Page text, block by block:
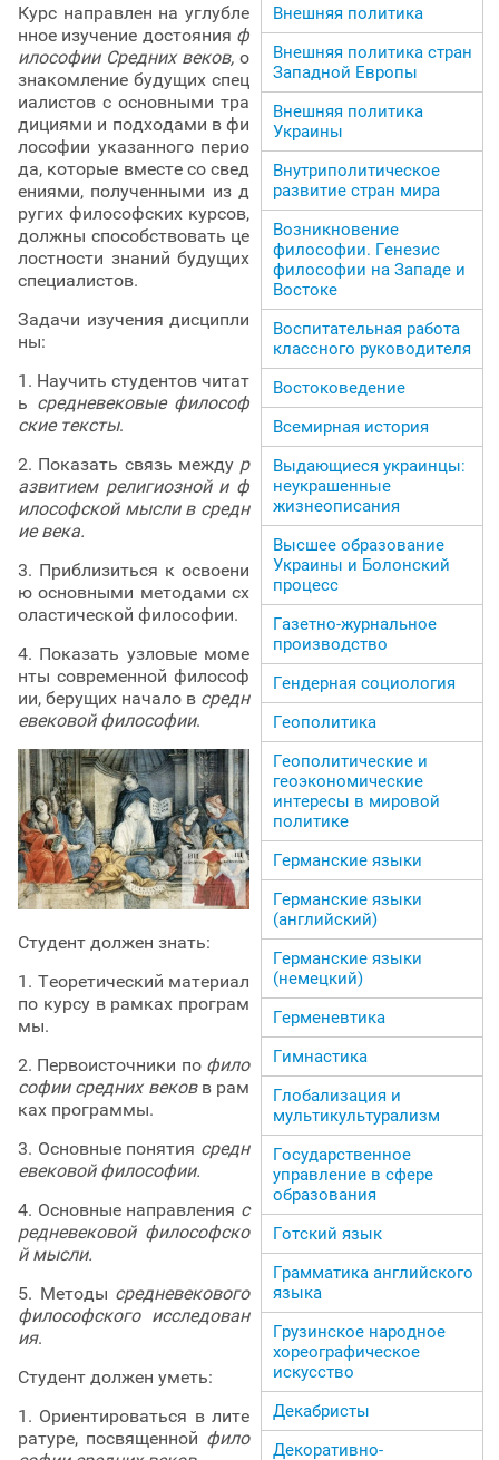
Курс направлен на углубле
нное изучение достояния ф
илософии Средних веков, о
знакомление будущих спец
иалистов с основными тра
дициями и подходами в фи
лософии указанного перио
да, которые вместе со свед
ениями, полученными из д
ругих философских курсов,
должны способствовать це
лостности знаний будущих
специалистов.
Задачи изучения дисципли
ны:
1. Научить студентов читат
ь средневековые философ
ские тексты.
2. Показать связь между р
азвитием религиозной и ф
илософской мысли в средн
ие века.
3. Приблизиться к освоени
ю основными методами сх
оластической философии.
4. Показать узловые моме
нты современной философ
ии, берущих начало в средн
евековой философии.
Студент должен знать:
1. Теоретический материал
по курсу в рамках програм
мы.
2. Первоисточники по фило
софии средних вековв рам
ках программы.
3. Основные понятия средн
евековой философии.
4. Основные направления с
редневековой философско
й мысли.
5. Методы средневекового
философского исследован
ия.
Студент должен уметь:
1. Ориентироваться в лите
ратуре, посвященной фило
Внешняя политика
Внешняя политика стран
Западной Европы
Внешняя политика
Украины
Внутриполитическое
развитие стран мира
Возникновение
философии. Генезис
философии на Западе и
Востоке
Воспитательная работа
классного руководителя
Востоковедение
Всемирная история
Выдающиеся украинцы:
неукрашенные
жизнеописания
Высшее образование
Украины и Болонский
процесс
Газетно-журнальное
производство
Гендерная социология
Геополитика
Геополитические и
геоэкономические
интересы в мировой
политике
Германские языки
Германские языки
(английский)
Германские языки
(немецкий)
Герменевтика
Гимнастика
Глобализация и
мультикультурализм
Государственное
управление в сфере
образования
Готский язык
Грамматика английского
языка
Грузинское народное
хореографическое
искусство
Декабристы
Декоративно-